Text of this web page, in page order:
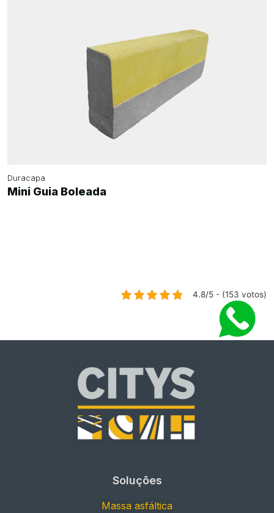
Duracapa
Mini Guia Boleada
4.8/5 - (153 votos)
Soluções
Massa asfáltica